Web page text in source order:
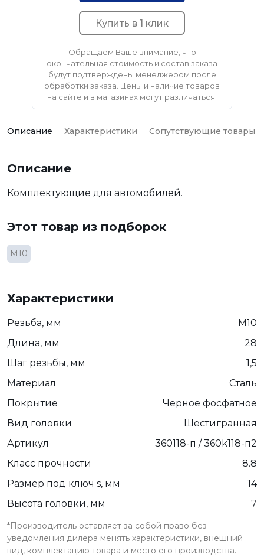
Купить в 1 клик
Обращаем Ваше внимание, что
окончательная стоимость и состав заказа
будут подтверждены менеджером после
обработки заказа. Цены и наличие товаров
на сайте и в магазинах могут различаться.
Описание Характеристики Сопутствующие товары
Описание
Комплектующие для автомобилей.
Этот товар из подборок
М10
Характеристики
Резьба, мм
М10
Длина, мм
28
Шаг резьбы, мм
1,5
Материал
Сталь
Покрытие
Черное фосфатное
Вид головки
Шестигранная
Артикул
360118-п / 360k118-п2
Класс прочности
8.8
Размер под ключ s, мм
14
Высота головки, мм
7
*Производитель оставляет за собой право без
уведомления дилера менять характеристики, внешний
вид, комплектацию товара и место его производства.